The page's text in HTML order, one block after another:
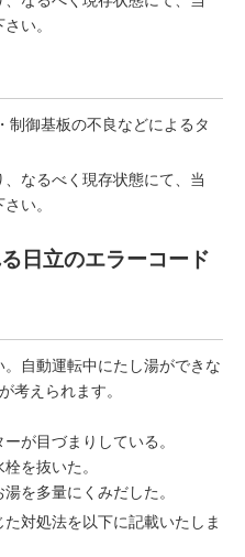
い。
制御基板の不良などによるタ
、なるべく現存状態にて、当
い。
日立のエラーコード
。自動運転中にたし湯ができな
考えられます。
が目づまりしている。
を抜いた。
を多量にくみだした。
た対処法を以下に記載いたしま